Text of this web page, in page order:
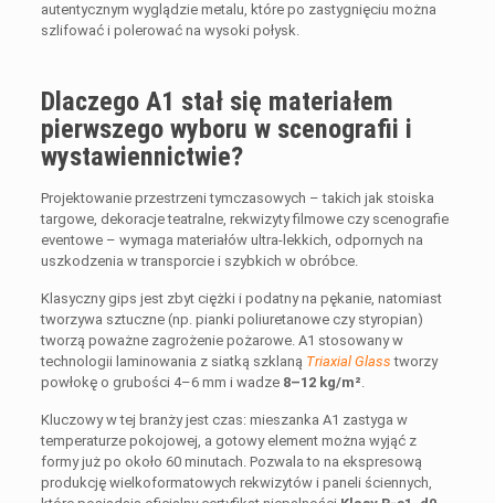
autentycznym wyglądzie metalu, które po zastygnięciu można
szlifować i polerować na wysoki połysk.
Dlaczego A1 stał się materiałem
pierwszego wyboru w scenografii i
wystawiennictwie?
Projektowanie przestrzeni tymczasowych – takich jak stoiska
targowe, dekoracje teatralne, rekwizyty filmowe czy scenografie
eventowe – wymaga materiałów ultra-lekkich, odpornych na
uszkodzenia w transporcie i szybkich w obróbce.
Klasyczny gips jest zbyt ciężki i podatny na pękanie, natomiast
tworzywa sztuczne (np. pianki poliuretanowe czy styropian)
tworzą poważne zagrożenie pożarowe. A1 stosowany w
technologii laminowania z siatką szklaną Triaxial Glass tworzy
powłokę o grubości 4–6 mm i wadze 8–12 kg/m².
Kluczowy w tej branży jest czas: mieszanka A1 zastyga w
temperaturze pokojowej, a gotowy element można wyjąć z
formy już po około 60 minutach. Pozwala to na ekspresową
produkcję wielkoformatowych rekwizytów i paneli ściennych,